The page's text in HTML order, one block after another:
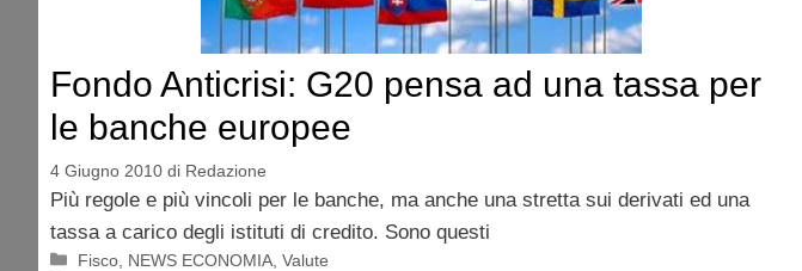
Fondo Anticrisi: G20 pensa ad una tassa per
le banche europee
4 Giugno 2010 di Redazione
Più regole e più vincoli per le banche, ma anche una stretta sui derivati ed una
tassa a carico degli istituti di credito. Sono questi
Categorie
Fisco NEWS ECONOMIA ,Valute